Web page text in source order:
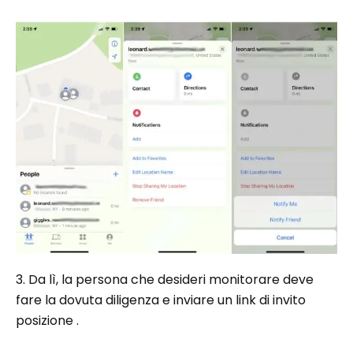
3. Da lì, la persona che desideri monitorare deve
fare la dovuta diligenza e inviare un link di invito
posizione .